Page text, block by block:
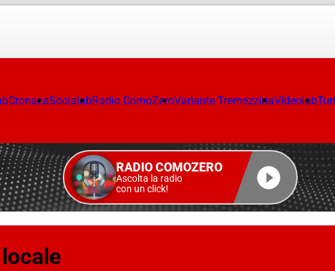
CronacaSocialabRadio ComoZeroVariante TremezzinaVideolab
RADIO COMOZERO
Ascolta la radio
con un click!